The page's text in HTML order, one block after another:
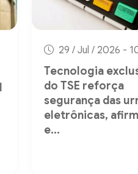
29 / Jul / 2026 -
Tecnologia
do TSE reforça
segurança das
eletrônicas,
e...